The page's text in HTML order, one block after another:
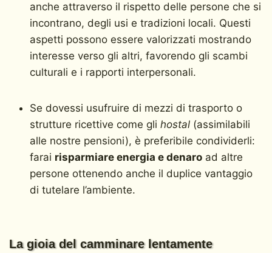
anche attraverso il rispetto delle persone che si
incontrano, degli usi e tradizioni locali. Questi
aspetti possono essere valorizzati mostrando
interesse verso gli altri, favorendo gli scambi
culturali e i rapporti interpersonali.
Se dovessi usufruire di mezzi di trasporto o
strutture ricettive come gli hostal (assimilabili
alle nostre pensioni), è preferibile condividerli:
farai risparmiare energia e denaroad altre
persone ottenendo anche il duplice vantaggio
di tutelare l’ambiente.
La gioia del camminare lentamente